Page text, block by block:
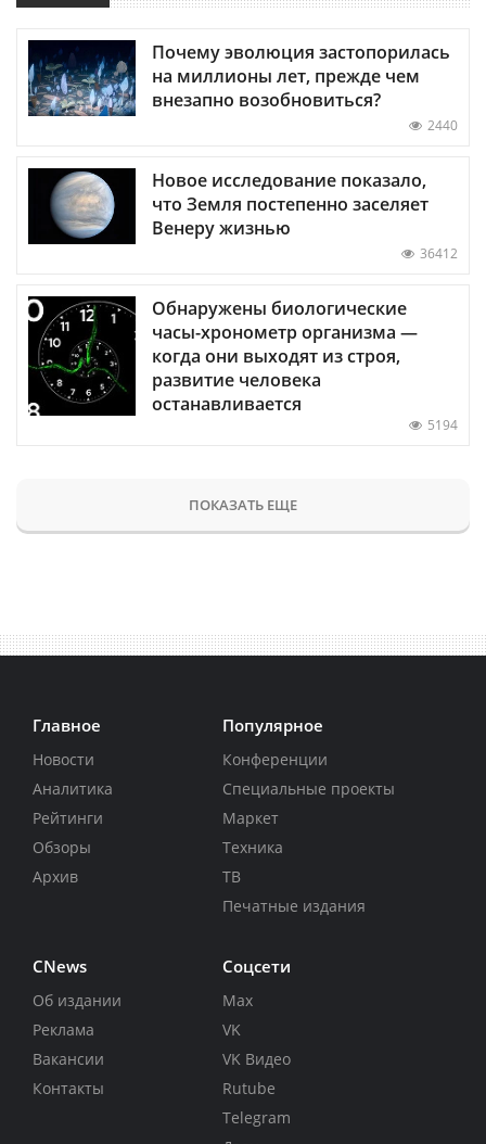
Почему эволюция застопорилась
на миллионы лет, прежде чем
внезапно возобновиться?
2440
Новое исследование показало,
что Земля постепенно заселяет
Венеру жизнью
36412
Обнаружены биологические
часы-хронометр организма —
когда они выходят из строя,
развитие человека
останавливается
5194
ПОКАЗАТЬ ЕЩЕ
Главное
Новости
Аналитика
Рейтинги
Обзоры
Архив
Популярное
Конференции
Специальные проекты
Маркет
Техника
ТВ
Печатные издания
CNews
Об издании
Реклама
Вакансии
Контакты
Соцсети
Max
VK
VK Видео
Rutube
Telegram